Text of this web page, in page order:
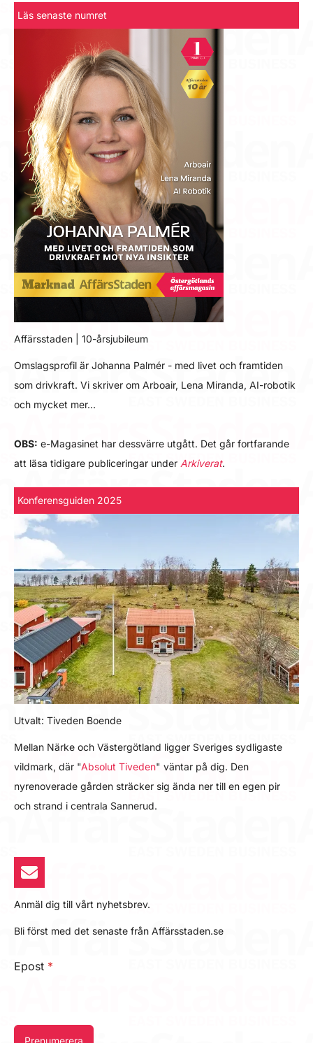
Läs senaste numret
Affärsstaden | 10-årsjubileum
Omslagsprofil är Johanna Palmér - med livet och framtiden
som drivkraft. Vi skriver om Arboair, Lena Miranda, AI-robotik
och mycket mer…
OBS: e-Magasinet har dessvärre utgått. Det går fortfarande
att läsa tidigare publiceringar under Arkiverat.
Konferensguiden 2025
Utvalt: Tiveden Boende
Mellan Närke och Västergötland ligger Sveriges sydligaste
vildmark, där "Absolut Tiveden" väntar på dig. Den
nyrenoverade gården sträcker sig ända ner till en egen pir
och strand i centrala Sannerud.
Anmäl dig till vårt nyhetsbrev.
Bli först med det senaste från Affärsstaden.se
Epost *